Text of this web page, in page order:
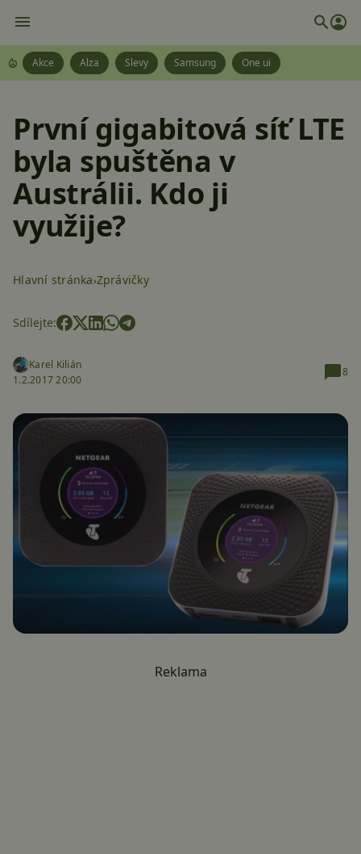
Akce Alza Slevy Samsung One ui
První gigabitová síť LTE
byla spuštěna v
Austrálii. Kdo ji
využije?
Hlavní stránka Zprávičky
Sdílejte:
Karel Kilián
1.2.2017 20:00
8
Reklama